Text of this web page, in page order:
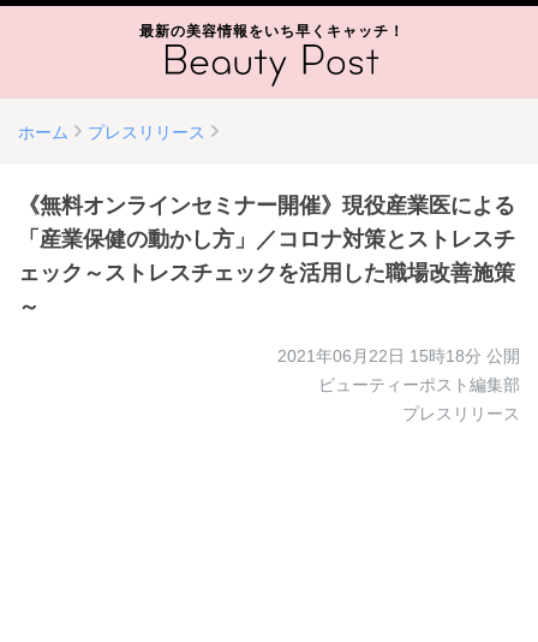
最新の美容情報をいち早くキャッチ！
ホーム プレスリリース
《無料オンラインセミナー開催》現役産業医による
「産業保健の動かし方」／コロナ対策とストレスチ
ェック～ストレスチェックを活用した職場改善施策
～
2021年06月22日 15時18分 公開
ビューティーポスト編集部
プレスリリース